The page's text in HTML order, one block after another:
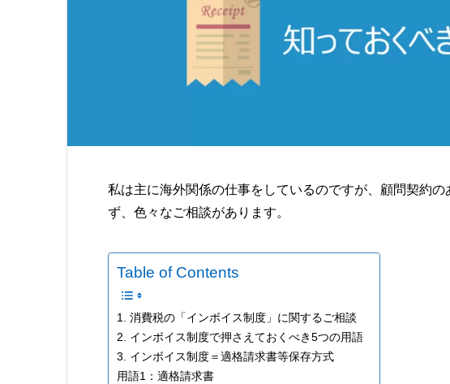
私は主に海外関係の仕事をしているのですが、顧問契約
ず、色々なご相談があります。
Table of Contents
1. 消費税の「インボイス制度」に関するご相談
2. インボイス制度で押さえておくべき5つの用語
3. インボイス制度＝適格請求書等保存方式
用語1：適格請求書